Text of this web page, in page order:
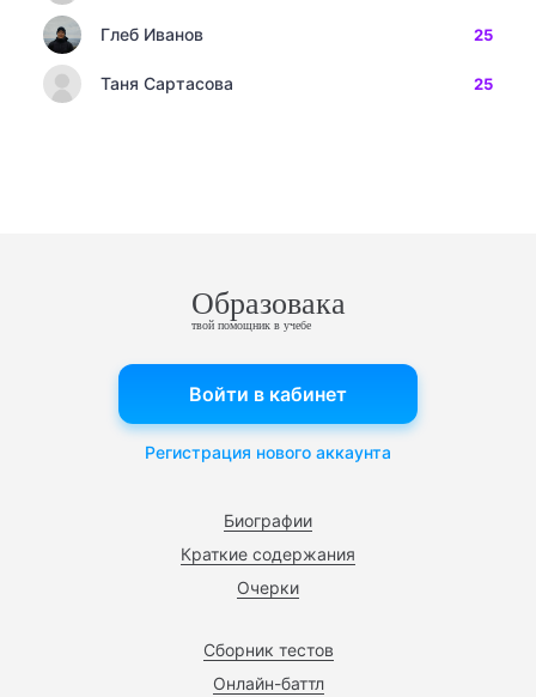
Глеб Иванов 25
Таня Сартасова 25
Образовака
твой помощник в учебе
Биографии
Краткие содержания
Очерки
Сборник тестов
Онлайн-баттл
Войти в кабинет
Регистрация нового аккаунта